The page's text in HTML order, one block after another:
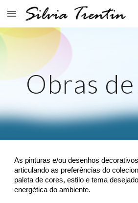
Skip to main content
Obras
As pinturas e/ou desenhos
articulandoas preferências do
paleta de cores, estilo e tema
energética do ambiente.